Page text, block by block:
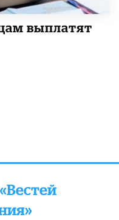
выплатят